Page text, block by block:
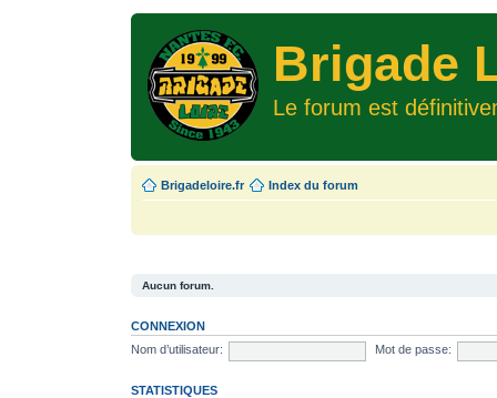
Brigade
Le forum est
Brigadeloire.fr Index du forum
Aucun forum.
CONNEXION
Nom d’utilisateur:
Mot de passe:
STATISTIQUES